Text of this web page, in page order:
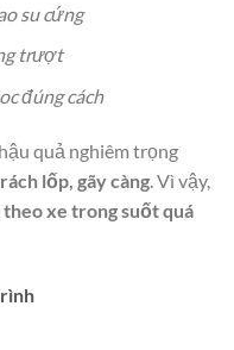
su cứng
trượt
đúng cách
quả nghiêm trọng
lốp, gãy càng . Vì vậy,
xe trong suốt quá